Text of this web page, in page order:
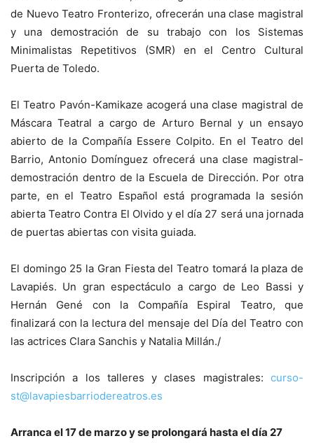
de Nuevo Teatro Fronterizo, ofrecerán una clase magistral
y una demostración de su trabajo con los Sistemas
Minimalistas Repetitivos (SMR) en el Centro Cultural
Puerta de Toledo.
El Teatro Pavón-Kamikaze acogerá una clase magistral de
Máscara Teatral a cargo de Arturo Bernal y un ensayo
abierto de la Compañía Essere Colpito. En el Teatro del
Barrio, Antonio Domínguez ofrecerá una clase magistral-
demostración dentro de la Escuela de Dirección. Por otra
parte, en el Teatro Español está programada la sesión
abierta Teatro Contra El Olvido y el día 27 será una jornada
de puertas abiertas con visita guiada.
El domingo 25 la Gran Fiesta del Teatro tomará la plaza de
Lavapiés. Un gran espectáculo a cargo de Leo Bassi y
Hernán Gené con la Compañía Espiral Teatro, que
finalizará con la lectura del mensaje del Día del Teatro con
las actrices Clara Sanchis y Natalia Millán./
Inscripción a los talleres y clases magistrales: curso-
st@lavapiesbarriodereatros.es
Arranca el 17 de marzo y se prolongará hasta el día 27